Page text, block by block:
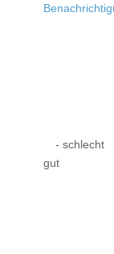
- schlecht
gut